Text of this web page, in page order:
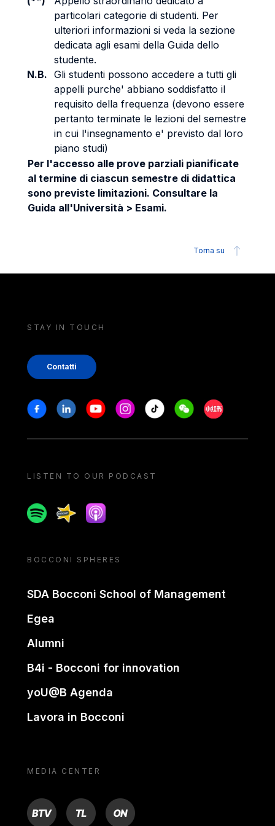
particolari categorie di studenti. Per
ulteriori informazioni si veda la sezione
dedicata agli esami della Guida dello
studente.
N.B. Gli studenti possono accedere a tutti gli
appelli purche' abbiano soddisfatto il
requisito della frequenza (devono essere
pertanto terminate le lezioni del semestre
in cui l'insegnamento e' previsto dal loro
piano studi)
Per l'accesso alle prove parziali pianificate
al termine di ciascun semestre di didattica
sono previste limitazioni. Consultare la
Guida all'Università > Esami.
Torna su
STAY IN TOUCH
Contatti
Stay in touch
FacebookLinkedinYoutubeInstagram
Tiktok WeechatXiaohongshu/
LISTEN TO OUR PODCAST
SpotifySpreakerApple podcast
BOCCONI SPHERES
SDA Bocconi School of Management
Egea
Alumni
B4i - Bocconi for innovation
yoU@B Agenda
Lavora in Bocconi
MEDIA CENTER
BTV TL ON